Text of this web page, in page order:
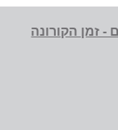
זמן הקורונה